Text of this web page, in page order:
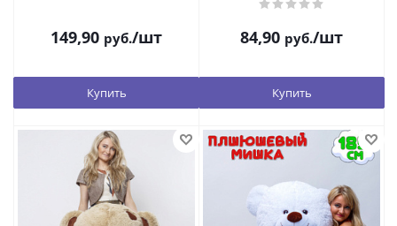
149,90 руб./шт
Купить
84,90 руб./шт
Купить